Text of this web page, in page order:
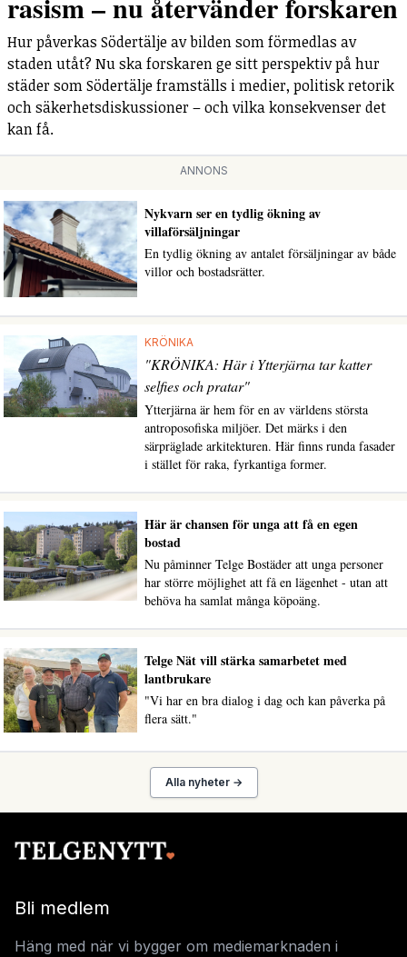
Hur påverkas Södertälje av bilden som förmedlas av
staden utåt? Nu ska forskaren ge sitt perspektiv på hur
städer som Södertälje framställs i medier, politisk retorik
och säkerhetsdiskussioner – och vilka konsekvenser det
kan få.
ANNONS
Nykvarn ser en tydlig ökning av
villaförsäljningar
En tydlig ökning av antalet försäljningar av både
villor och bostadsrätter.
KRÖNIKA
"KRÖNIKA: Här i Ytterjärna tar katter
selfies och pratar"
Ytterjärna är hem för en av världens största
antroposofiska miljöer. Det märks i den
särpräglade arkitekturen. Här finns runda fasader
i stället för raka, fyrkantiga former.
Här är chansen för unga att få en egen
bostad
Nu påminner Telge Bostäder att unga personer
har större möjlighet att få en lägenhet - utan att
behöva ha samlat många köpoäng.
Telge Nät vill stärka samarbetet med
lantbrukare
"Vi har en bra dialog i dag och kan påverka på
flera sätt."
Alla nyheter →
Bli medlem
Häng med när vi bygger om mediemarknaden i